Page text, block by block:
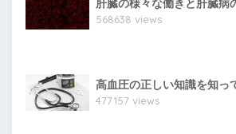
肝臓の様々な働きと肝臓病
568638 views
高血圧の正しい知識を知っ
477157 views